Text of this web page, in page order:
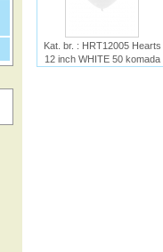
Kat. br. : HRT12005 Hearts
12 inch WHITE 50 komada